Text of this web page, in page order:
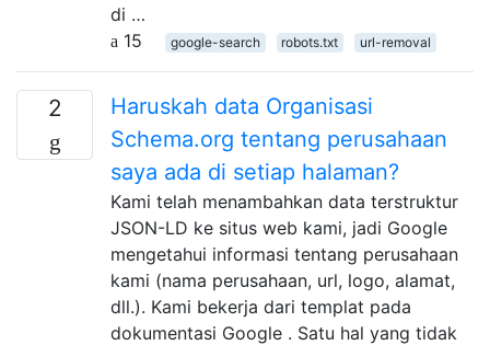
di …
15
google-search robots.txt url-removal
2
Haruskah data Organisasi
Schema.org tentang perusahaan
saya ada di setiap halaman?
Kami telah menambahkan data terstruktur
JSON-LD ke situs web kami, jadi Google
mengetahui informasi tentang perusahaan
kami (nama perusahaan, url, logo, alamat,
dll.). Kami bekerja dari templat pada
dokumentasi Google . Satu hal yang tidak